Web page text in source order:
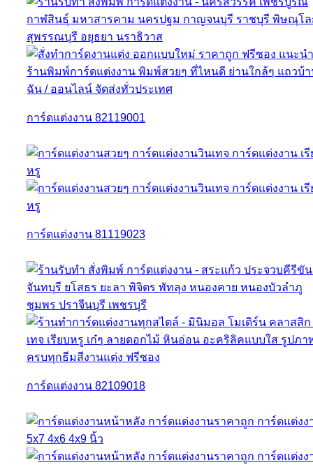
การ์ดแต่งงาน 82119001
การ์ดแต่งงาน 81119023
การ์ดแต่งงาน 82109018